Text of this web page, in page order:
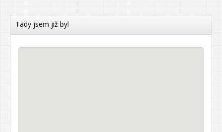
Tady jsem již byl